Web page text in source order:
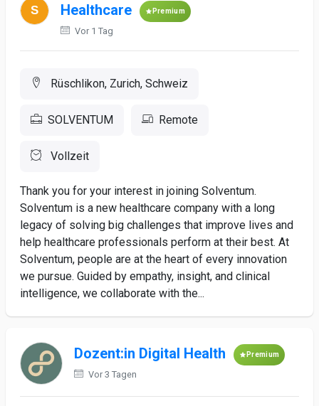
Healthcare Premium
Vor 1 Tag
Rüschlikon, Zurich, Schweiz
SOLVENTUM Remote
Vollzeit
Thank you for your interest in joining Solventum.
Solventum is a new healthcare company with a long
legacy of solving big challenges that improve lives and
help healthcare professionals perform at their best. At
Solventum, people are at the heart of every innovation
we pursue. Guided by empathy, insight, and clinical
intelligence, we collaborate with the...
Dozent:in Digital Health Premium
Vor 3 Tagen